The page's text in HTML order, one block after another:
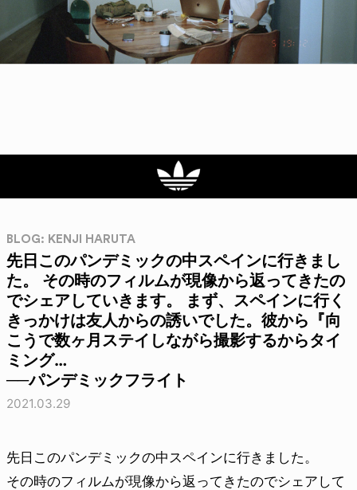
BLOG: KENJI HARUTA
先日このパンデミックの中スペインに行きまし
た。 その時のフィルムが現像から返ってきたの
でシェアしていきます。 まず、スペインに行く
きっかけは友人からの誘いでした。彼から『向
こうで数ヶ月ステイしながら撮影するからタイ
ミング…
──パンデミックフライト
2021.03.29
先日このパンデミックの中スペインに行きました。
その時のフィルムが現像から返ってきたのでシェアして